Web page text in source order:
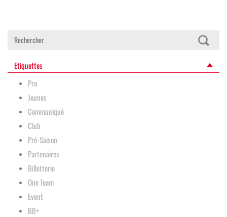
Etiquettes
Pro
Jeunes
Communiqué
Club
Pré-Saison
Partenaires
Billetterie
One Team
Event
BB+